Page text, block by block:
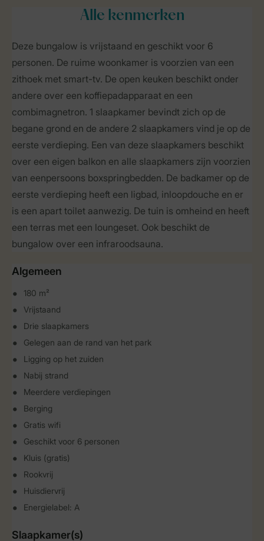
Alle kenmerken
Deze bungalow is vrijstaand en geschikt voor 6
personen. De ruime woonkamer is voorzien van een
zithoek met smart-tv. De open keuken beschikt onder
andere over een koffiepadapparaat en een
combimagnetron. 1 slaapkamer bevindt zich op de
begane grond en de andere 2 slaapkamers vind je op de
eerste verdieping. Een van deze slaapkamers beschikt
over een eigen balkon en alle slaapkamers zijn voorzien
van eenpersoons boxspringbedden. De badkamer op de
eerste verdieping heeft een ligbad, inloopdouche en er
is een apart toilet aanwezig. De tuin is omheind en heeft
een terras met een loungeset. Ook beschikt de
bungalow over een infraroodsauna.
Algemeen
180 m²
Vrijstaand
Drie slaapkamers
Gelegen aan de rand van het park
Ligging op het zuiden
Nabij strand
Meerdere verdiepingen
Berging
Gratis wifi
Geschikt voor 6 personen
Kluis (gratis)
Rookvrij
Huisdiervrij
Energielabel: A
Slaapkamer(s)